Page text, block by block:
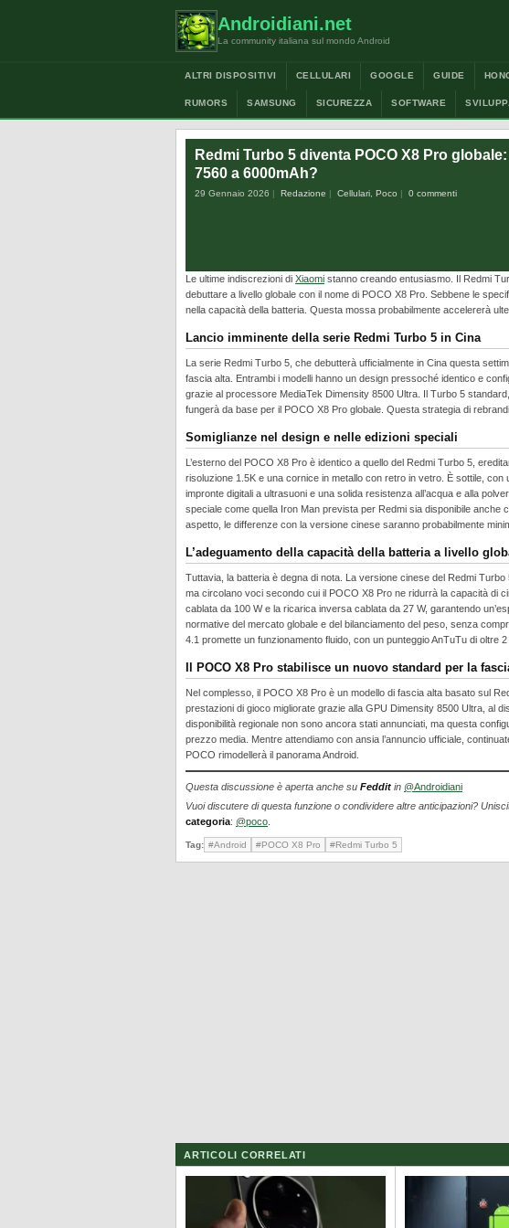
Androidiani.net
La community italiana sul mondo Android
ALTRI DISPOSITIVI CELLULARI GOOGLE GUIDE
RUMORS SAMSUNG SICUREZZA SOFTWARE
Redmi Turbo 5 diventa POCO X8 Pro
7560 a 6000mAh?
29 Gennaio 2026 Redazione Cellulari Poco 0 commenti
Le ultime indiscrezioni di Xiaomi stanno creando entusiasmo. Il Redmi
debuttare a livello globale con il nome di POCO X8 Pro. Sebbene le
nella capacità della batteria. Questa mossa probabilmente accelererà
Lancio imminente della serie Redmi Turbo 5 in Cina
La serie Redmi Turbo 5, che debutterà ufficialmente in Cina questa
fascia alta. Entrambi i modelli hanno un design pressoché identico e
grazie al processore MediaTek Dimensity 8500 Ultra. Il Turbo 5
fungerà da base per il POCO X8 Pro globale. Questa strategia di
Somiglianze nel design e nelle edizioni speciali
L’esterno del POCO X8 Pro è identico a quello del Redmi Turbo 5,
risoluzione 1.5K e una cornice in metallo con retro in vetro. È sottile,
impronte digitali a ultrasuoni e una solida resistenza all’acqua e alla
speciale come quella Iron Man prevista per Redmi sia disponibile anche
aspetto, le differenze con la versione cinese saranno probabilmente
L’adeguamento della capacità della batteria a livello
Tuttavia, la batteria è degna di nota. La versione cinese del Redmi
ma circolano voci secondo cui il POCO X8 Pro ne ridurrà la capacità di
cablata da 100 W e la ricarica inversa cablata da 27 W, garantendo
normative del mercato globale e del bilanciamento del peso, senza
4.1 promette un funzionamento fluido, con un punteggio AnTuTu di oltre 2
Il POCO X8 Pro stabilisce un nuovo standard per la
Nel complesso, il POCO X8 Pro è un modello di fascia alta basato sul
prestazioni di gioco migliorate grazie alla GPU Dimensity 8500 Ultra, al
disponibilità regionale non sono ancora stati annunciati, ma questa
prezzo media. Mentre attendiamo con ansia l’annuncio ufficiale,
POCO rimodellerà il panorama Android.
Questa discussione è aperta anche su Feddit in @Androidiani
Vuoi discutere di questa funzione o condividere altre anticipazioni?
categoria: @poco
Tag: #Android #POCO X8 Pro #Redmi Turbo 5
ARTICOLI CORRELATI